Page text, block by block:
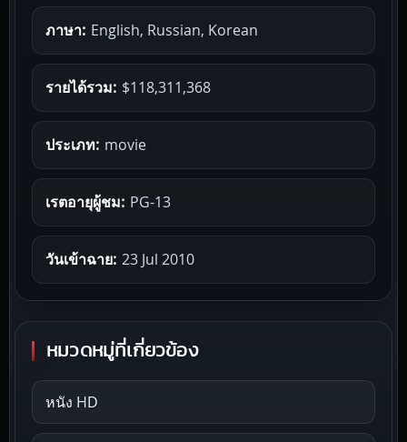
ภาษา: English, Russian, Korean
รายได้รวม: $118,311,368
ประเภท: movie
เรตอายุผู้ชม: PG-13
วันเข้าฉาย: 23 Jul 2010
หมวดหมู่ที่เกี่ยวข้อง
หนัง HD